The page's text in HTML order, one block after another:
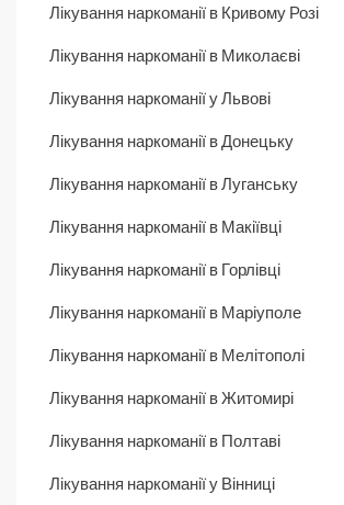
Лікування наркоманії в Кривому Розі
Лікування наркоманії в Миколаєві
Лікування наркоманії у Львові
Лікування наркоманії в Донецьку
Лікування наркоманії в Луганську
Лікування наркоманії в Макіївці
Лікування наркоманії в Горлівці
Лікування наркоманії в Маріуполе
Лікування наркоманії в Мелітополі
Лікування наркоманії в Житомирі
Лікування наркоманії в Полтаві
Лікування наркоманії у Вінниці